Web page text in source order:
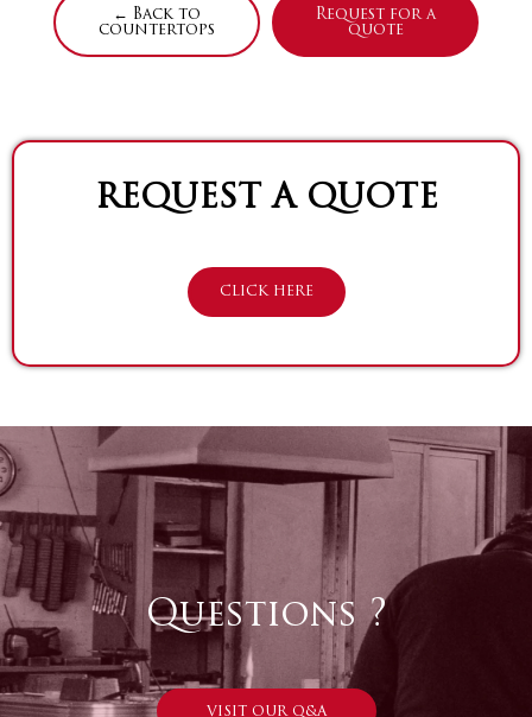
← Back to
countertops
Request for a
quote
REQUEST A QUOTE
CLICK HERE
Questions ?
VISIT OUR Q&A